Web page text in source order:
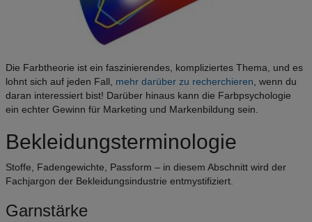
Die Farbtheorie ist ein faszinierendes, kompliziertes Thema, und es
lohnt sich auf jeden Fall, mehr darüber zu recherchieren , wenn du
daran interessiert bist! Darüber hinaus kann die Farbpsychologie
ein echter Gewinn für Marketing und Markenbildung sein.
Bekleidungsterminologie
Stoffe, Fadengewichte, Passform – in diesem Abschnitt wird der
Fachjargon der Bekleidungsindustrie entmystifiziert.
Garnstärke